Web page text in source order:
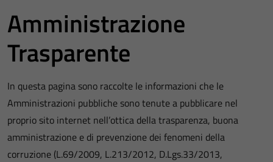
Amministrazione
Trasparente
In questa pagina sono raccolte le informazioni che le
Amministrazioni pubbliche sono tenute a pubblicare nel
proprio sito internet nell’ottica della trasparenza, buona
amministrazione e di prevenzione dei fenomeni della
corruzione (L.69/2009, L.213/2012, D.Lgs.33/2013,